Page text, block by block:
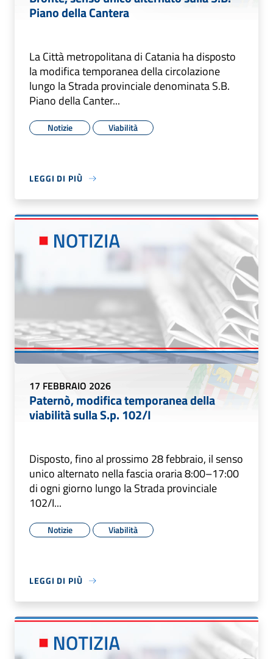
Piano della Cantera
La Città metropolitana di Catania ha disposto
la modifica temporanea della circolazione
lungo la Strada provinciale denominata S.B.
Piano della Canter...
Notizie Viabilità
LEGGI DI PIÙ
17 FEBBRAIO 2026
Paternò, modifica temporanea della
viabilità sulla S.p. 102/I
Disposto, fino al prossimo 28 febbraio, il senso
unico alternato nella fascia oraria 8:00–17:00
di ogni giorno lungo la Strada provinciale
102/I...
Notizie Viabilità
LEGGI DI PIÙ